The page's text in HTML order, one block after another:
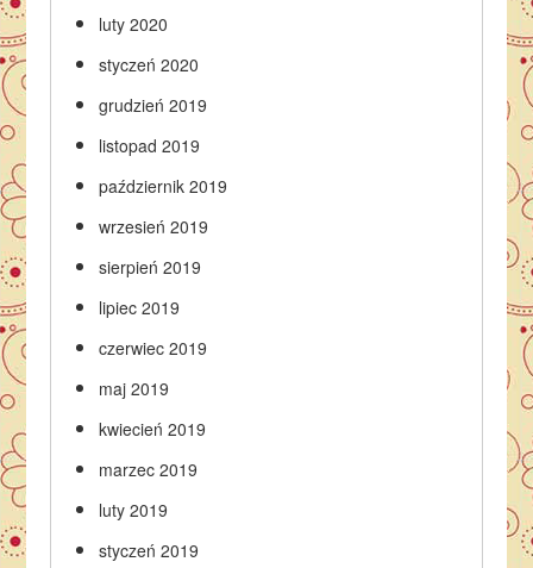
luty 2020
styczeń 2020
grudzień 2019
listopad 2019
październik 2019
wrzesień 2019
sierpień 2019
lipiec 2019
czerwiec 2019
maj 2019
kwiecień 2019
marzec 2019
luty 2019
styczeń 2019